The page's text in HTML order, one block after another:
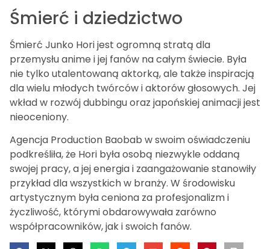
Śmierć i dziedzictwo
Śmierć Junko Hori jest ogromną stratą dla
przemysłu anime i jej fanów na całym świecie. Była
nie tylko utalentowaną aktorką, ale także inspiracją
dla wielu młodych twórców i aktorów głosowych. Jej
wkład w rozwój dubbingu oraz japońskiej animacji jest
nieoceniony.
Agencja Production Baobab w swoim oświadczeniu
podkreśliła, że Hori była osobą niezwykle oddaną
swojej pracy, a jej energia i zaangażowanie stanowiły
przykład dla wszystkich w branży. W środowisku
artystycznym była ceniona za profesjonalizm i
życzliwość, którymi obdarowywała zarówno
współpracowników, jak i swoich fanów.